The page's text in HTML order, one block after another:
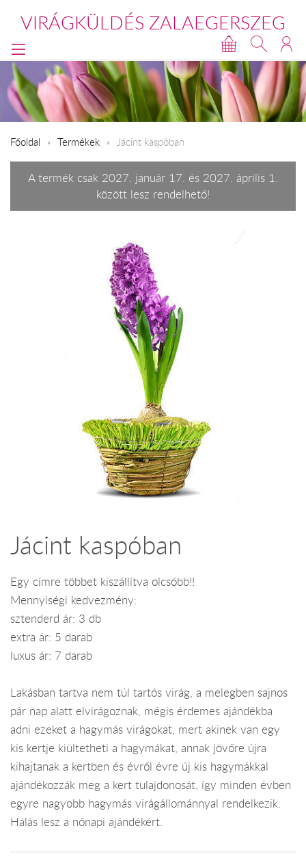
VIRÁGKÜLDÉS ZALAEGERSZEG
Főoldal Termékek Jácint kaspóban
A termék csak 2027. január 17. és 2027. április 1.
között lesz rendelhető!
Jácint kaspóban
Egy címre többet kiszállítva olcsóbb!!
Mennyiségi kedvezmény:
sztenderd ár: 3 db
extra ár: 5 darab
luxus ár: 7 darab
Lakásban tartva nem túl tartós virág, a melegben sajnos
pár nap alatt elvirágoznak, mégis érdemes ajándékba
adni ezeket a hagymás virágokat, mert akinek van egy
kis kertje kiültetheti a hagymákat, annak jövőre újra
kihajtanak a kertben és évről évre új kis hagymákkal
ajándékozzák meg a kert tulajdonosát, így minden évben
egyre nagyobb hagymás virágállománnyal rendelkezik.
Hálás lesz a nőnapi ajándékért.